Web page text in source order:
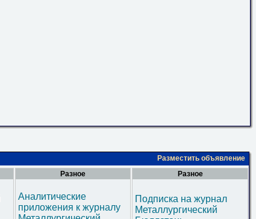
Разместить объявление
Разное
Аналитические
приложения к журналу
Разное
Подписка на журнал
Металлургический